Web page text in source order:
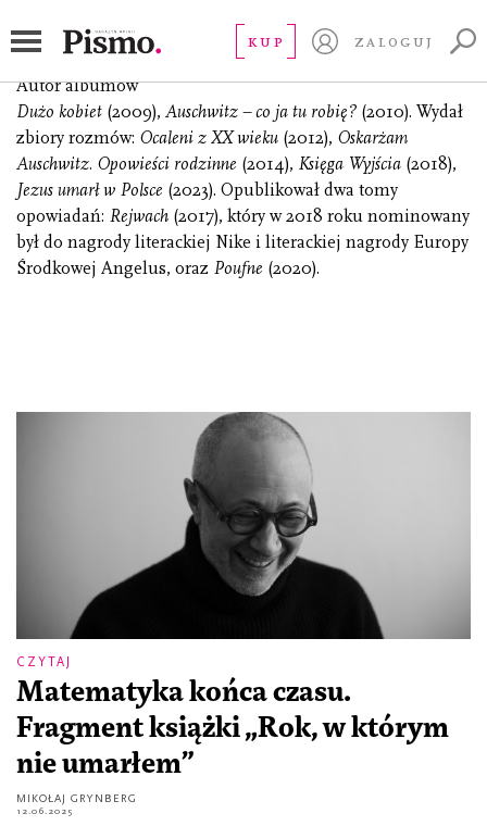
KUP ZALOGUJ
Grynberg Mikołaj
(ur.1966), fotograf i pisarz, z wykształcenia psycholog.
Autor albumów
Dużo kobiet (2009), Auschwitz – co ja tu robię? (2010). Wydał
zbiory rozmów: Ocaleni z XX wieku (2012), Oskarżam
Auschwitz. Opowieści rodzinne (2014), Księga Wyjścia (2018),
Jezus umarł w Polsce (2023). Opublikował dwa tomy
opowiadań: Rejwach (2017), który w 2018 roku nominowany
był do nagrody literackiej Nike i literackiej nagrody Europy
Środkowej Angelus, oraz Poufne (2020).
CZYTAJ
Matematyka końca czasu.
Fragment książki „Rok, w którym
nie umarłem”
MIKOŁAJ GRYNBERG
12.06.2025